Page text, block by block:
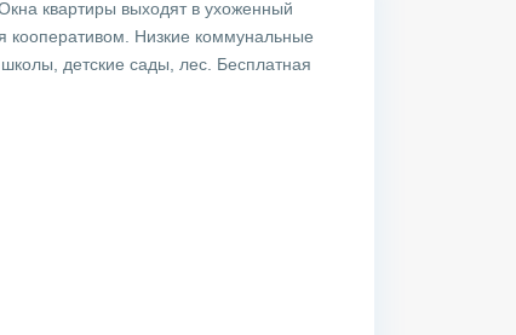
квартиры выходят в ухоженный
кооперативом. Низкие коммунальные
детские сады, лес. Бесплатная